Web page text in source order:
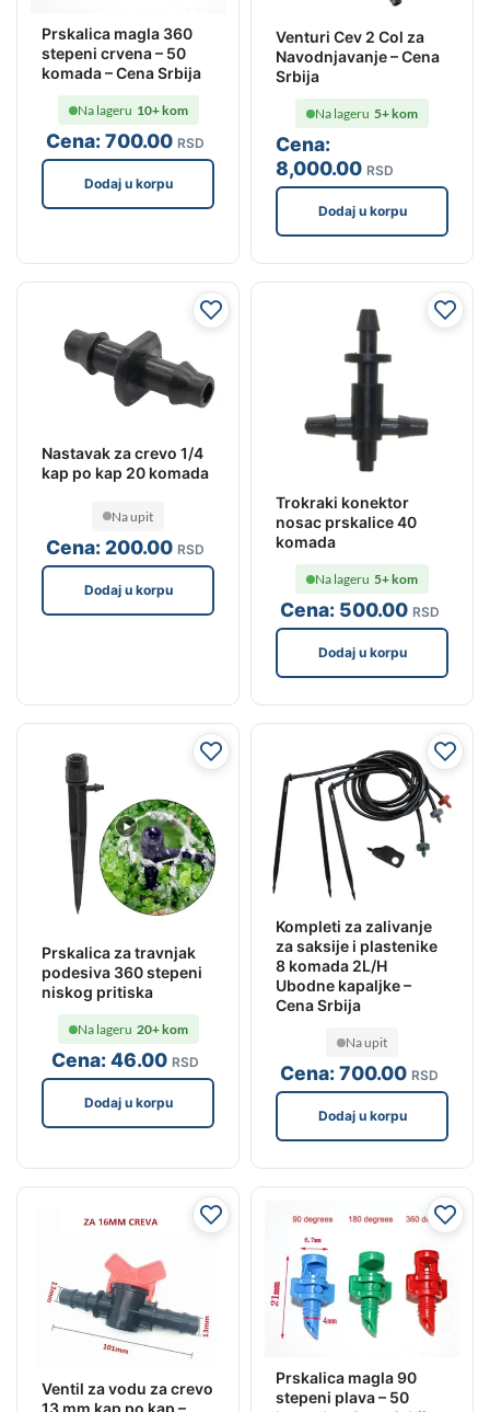
Prskalica magla 360
stepeni crvena – 50
komada – Cena Srbija
Cena:700.00 RSD
Na lageru 10+ kom
Dodaj u korpu
Venturi Cev 2 Col za
Navodnjavanje – Cena
Srbija
Cena:
8,000.00 RSD
Na lageru 5+ kom
Dodaj u korpu
Nastavak za crevo 1/4
kap po kap 20 komada
Cena: 200.00 RSD
Na upit
Dodaj u korpu
Trokraki konektor
nosac prskalice 40
komada
Cena: 500.00 RSD
Na lageru 5+ kom
Dodaj u korpu
Prskalica za travnjak
podesiva 360 stepeni
niskog pritiska
Cena:46.00 RSD
Na lageru 20+ kom
Dodaj u korpu
Kompleti za zalivanje
za saksije i plastenike
8 komada 2L/H
Ubodne kapaljke –
Cena Srbija
Cena:700.00 RSD
Na upit
Dodaj u korpu
Ventil za vodu za crevo
13 mm kap po kap –
Prskalica magla 90
stepeni plava – 50